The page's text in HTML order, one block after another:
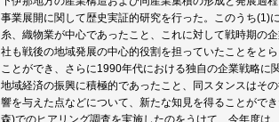
事業展開に関して歴史実証的研究を行った。このうち(1)
糸、織物業が中心であったこと、これに対して戦時期の
社も戦後の地域発展の中心的役割を担っていたことをと
ことができ、さらに1990年代における独自の企業戦略
地域経済の振興に積極的であったこと、同スタンスはそ
響を与えた点などについて、新たな知見を得ることがで
森)でのヒアリング調査を実施したのをうけて、今年度は